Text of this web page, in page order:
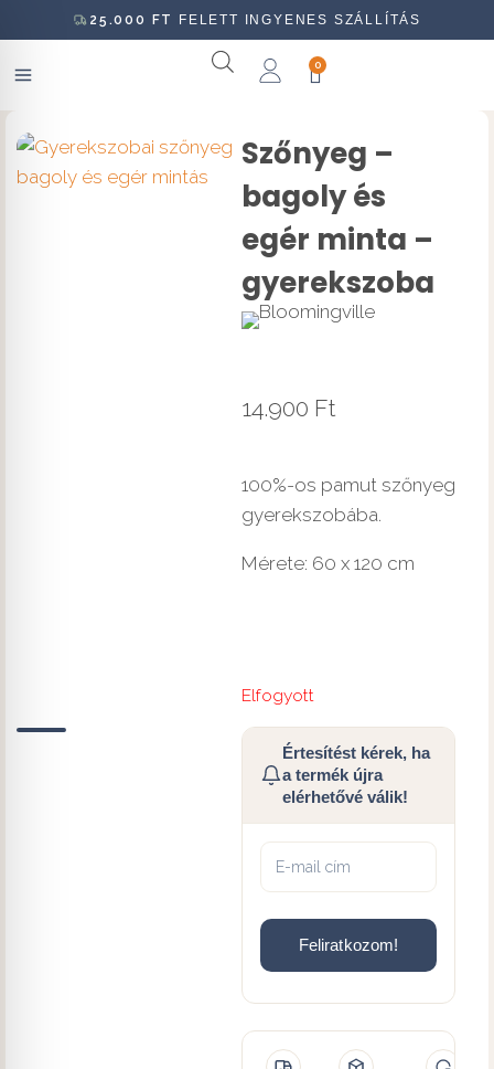
25.000 FT FELETT INGYENES SZÁLLÍTÁS
0
Szőnyeg –
bagoly és
egér minta –
gyerekszoba
14.900 Ft
100%-os pamut szőnyeg
gyerekszobába.
Mérete: 60 x 120 cm
Elfogyott
Értesítést kérek, ha
a termék újra
elérhetővé válik!
Feliratkozom!